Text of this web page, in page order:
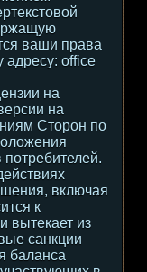
ваши права
адресу: office
на
на
Сторон по
потребителей.
включая
к
вытекает из
санкции
баланса